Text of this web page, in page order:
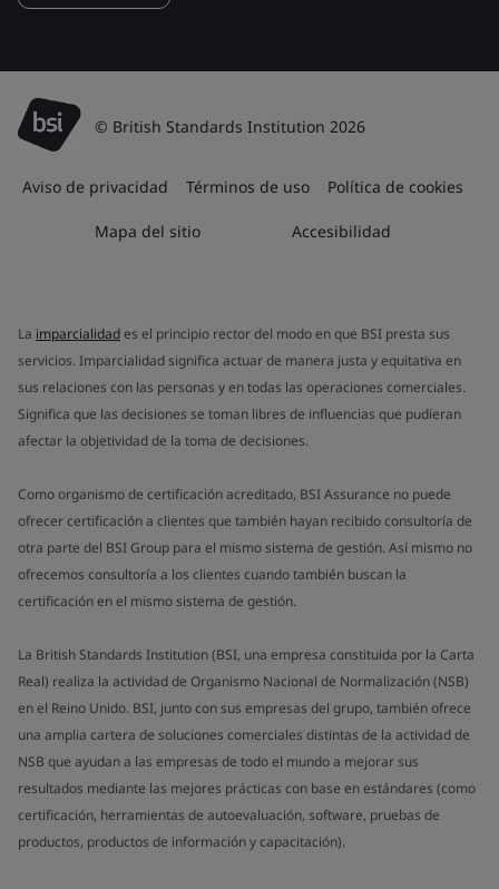
© British Standards Institution 2026
Aviso de privacidad Términos de uso Política de cookies
Mapa del sitio Accesibilidad
La imparcialidades el principio rector del modo en que BSI presta sus
servicios. Imparcialidad significa actuar de manera justa y equitativa en
sus relaciones con las personas y en todas las operaciones comerciales.
Significa que las decisiones se toman libres de influencias que pudieran
afectar la objetividad de la toma de decisiones.
Como organismo de certificación acreditado, BSI Assurance no puede
ofrecer certificación a clientes que también hayan recibido consultoría de
otra parte del BSI Group para el mismo sistema de gestión. Así mismo no
ofrecemos consultoría a los clientes cuando también buscan la
certificación en el mismo sistema de gestión.
La British Standards Institution (BSI, una empresa constituida por la Carta
Real) realiza la actividad de Organismo Nacional de Normalización (NSB)
en el Reino Unido. BSI, junto con sus empresas del grupo, también ofrece
una amplia cartera de soluciones comerciales distintas de la actividad de
NSB que ayudan a las empresas de todo el mundo a mejorar sus
resultados mediante las mejores prácticas con base en estándares (como
certificación, herramientas de autoevaluación, software, pruebas de
productos, productos de información y capacitación).